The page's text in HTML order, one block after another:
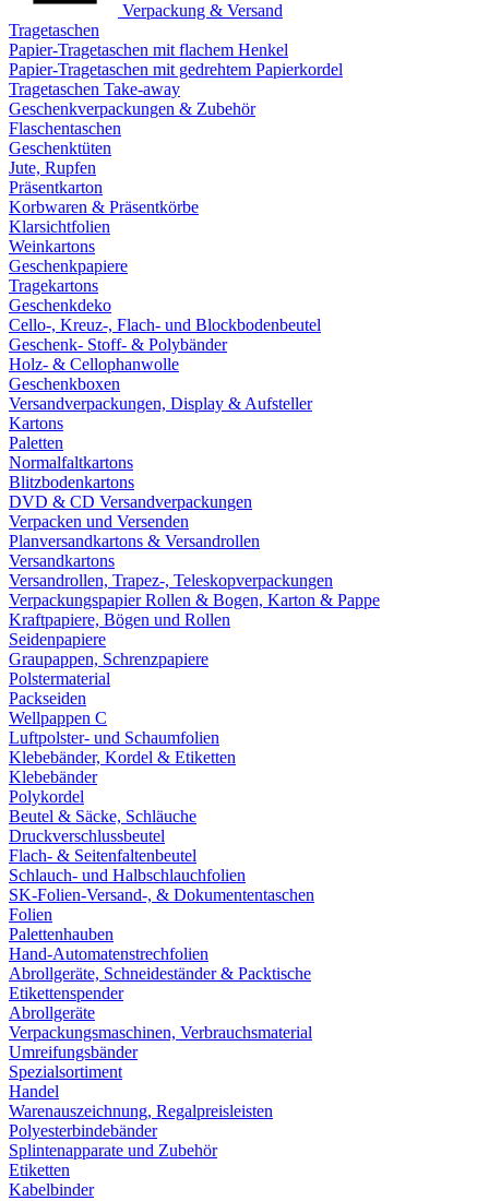
Verpackung & Versand
Tragetaschen
Papier-Tragetaschen mit flachem Henkel
Papier-Tragetaschen mit gedrehtem Papierkordel
Tragetaschen Take-away
Geschenkverpackungen & Zubehör
Flaschentaschen
Geschenktüten
Jute, Rupfen
Präsentkarton
Korbwaren & Präsentkörbe
Klarsichtfolien
Weinkartons
Geschenkpapiere
Tragekartons
Geschenkdeko
Cello-, Kreuz-, Flach- und Blockbodenbeutel
Geschenk- Stoff- & Polybänder
Holz- & Cellophanwolle
Geschenkboxen
Versandverpackungen, Display & Aufsteller
Kartons
Paletten
Normalfaltkartons
Blitzbodenkartons
DVD & CD Versandverpackungen
Verpacken und Versenden
Planversandkartons & Versandrollen
Versandkartons
Versandrollen, Trapez-, Teleskopverpackungen
Verpackungspapier Rollen & Bogen, Karton & Pappe
Kraftpapiere, Bögen und Rollen
Seidenpapiere
Graupappen, Schrenzpapiere
Polstermaterial
Packseiden
Wellpappen C
Luftpolster- und Schaumfolien
Klebebänder, Kordel & Etiketten
Klebebänder
Polykordel
Beutel & Säcke, Schläuche
Druckverschlussbeutel
Flach- & Seitenfaltenbeutel
Schlauch- und Halbschlauchfolien
SK-Folien-Versand-, & Dokumententaschen
Folien
Palettenhauben
Hand-Automatenstrechfolien
Abrollgeräte, Schneideständer & Packtische
Etikettenspender
Abrollgeräte
Verpackungsmaschinen, Verbrauchsmaterial
Umreifungsbänder
Spezialsortiment
Handel
Warenauszeichnung, Regalpreisleisten
Polyesterbindebänder
Splintenapparate und Zubehör
Etiketten
Kabelbinder